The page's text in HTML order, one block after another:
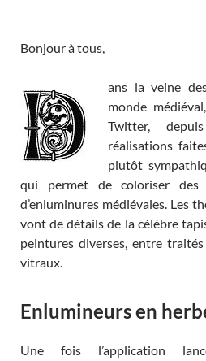
Bonjour à tous,
ans la veine
monde
Twitter,
réalisations
plutôt
qui permet de coloriser des
d’enluminures médiévales. Les
vont de détails de la célèbre
peintures diverses, entre
vitraux.
Enlumineurs en
Une fois l’application